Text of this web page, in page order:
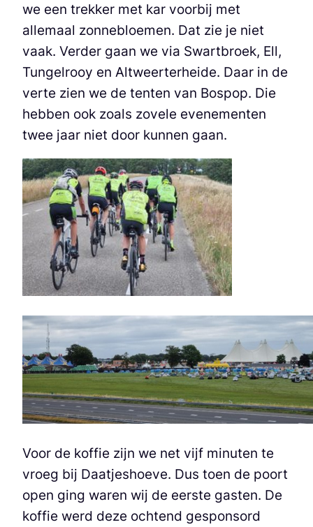
we een trekker met kar voorbij met
allemaal zonnebloemen. Dat zie je niet
vaak. Verder gaan we via Swartbroek, Ell,
Tungelrooy en Altweerterheide. Daar in de
verte zien we de tenten van Bospop. Die
hebben ook zoals zovele evenementen
twee jaar niet door kunnen gaan.
Voor de koffie zijn we net vijf minuten te
vroeg bij Daatjeshoeve. Dus toen de poort
open ging waren wij de eerste gasten. De
koffie werd deze ochtend gesponsord